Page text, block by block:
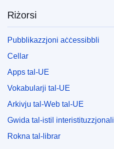
Riżorsi
Pubblikazzjoni aċċessibbli
Cellar
Apps tal-UE
Vokabularji tal-UE
Arkivju tal-Web tal-UE
Gwida tal-istil interistituzzjonali
Rokna tal-librar